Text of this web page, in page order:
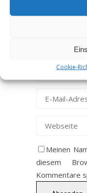
Cookie-
Meinen
diesem
Kommentare